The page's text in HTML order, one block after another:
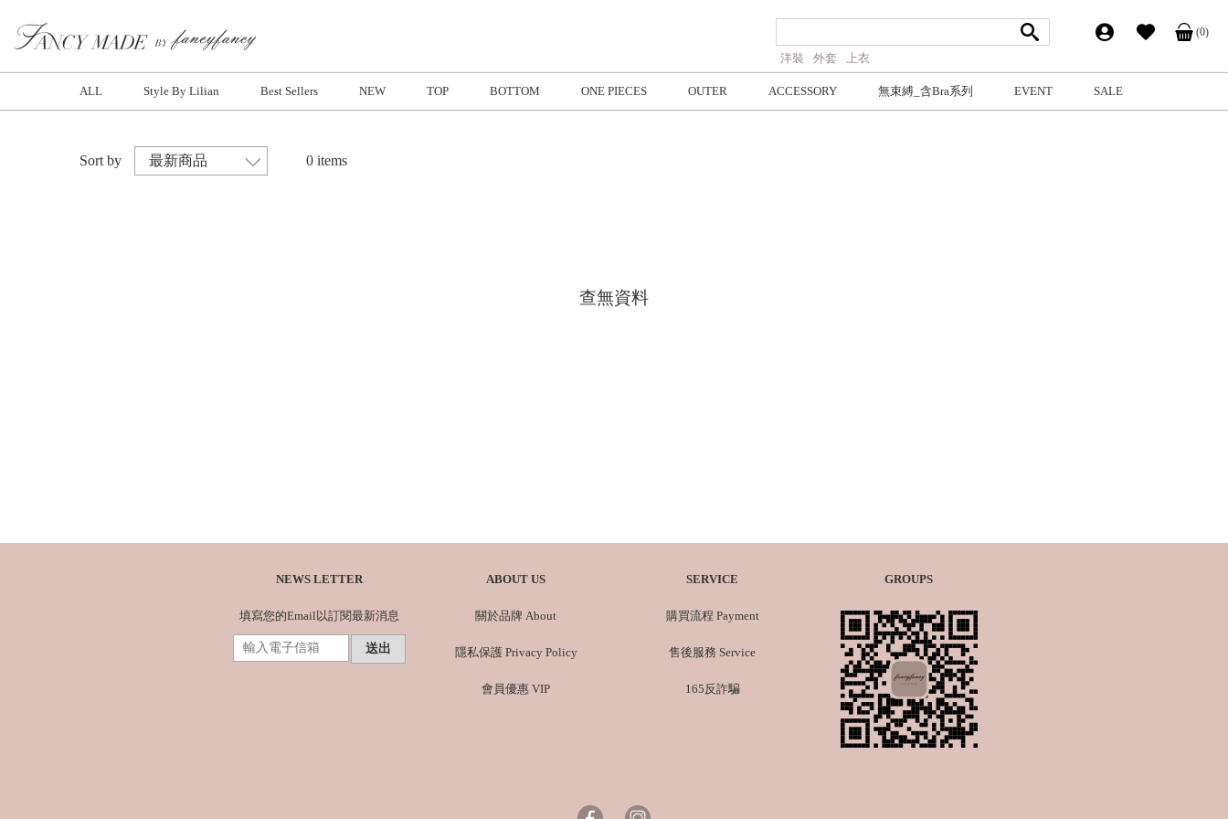
(0)
ALL Style By Lilian Best Sellers NEW TOP BOTTOM ONE PIECES OUTER ACCESSORY 無束縛_含Bra系列 EVENT SALE
洋裝 外套 上衣
Sort by 0 items
查無資料
NEWS LETTER
填寫您的Email以訂閱最新消息
送出
ABOUT US
關於品牌 About
隱私保護 Privacy Policy
會員優惠 VIP
SERVICE
購買流程 Payment
售後服務 Service
165反詐騙
GROUPS